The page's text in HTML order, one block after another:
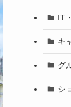
IT
キ
グ
シ